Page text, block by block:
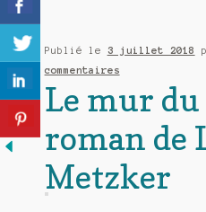
Publié le 3 juillet 2018
commentaires
Le mur
roman de
Metzker